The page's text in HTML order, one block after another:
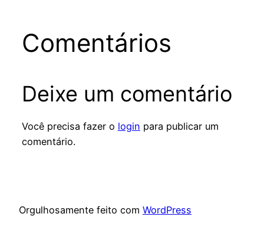
Comentários
Deixe um comentário
Você precisa fazer o login para publicar um
comentário.
Orgulhosamente feito com WordPress